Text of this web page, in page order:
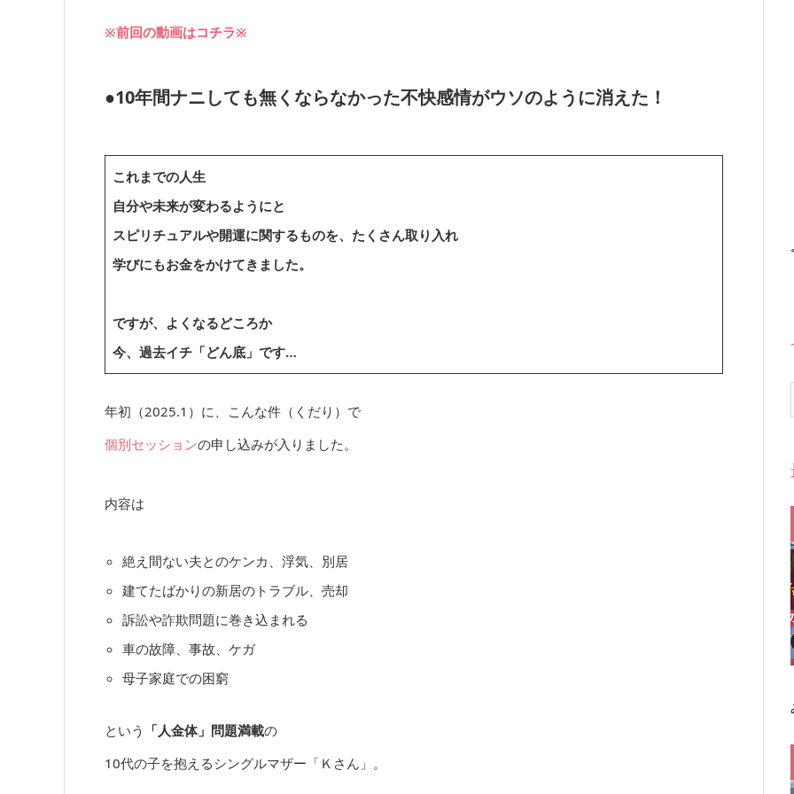
※前回の動画はコチラ※
●10年間ナニしても無くならなかった不快感情がウソのように消えた！
これまでの人生
自分や未来が変わるようにと
スピリチュアルや開運に関するものを、たくさん取り入れ
学びにもお金をかけてきました。
ですが、よくなるどころか
今、過去イチ「どん底」です…
年初（2025.1）に、こんな件（くだり）で
個別セッションの申し込みが入りました。
内容は
絶え間ない夫とのケンカ、浮気、別居
建てたばかりの新居のトラブル、売却
訴訟や詐欺問題に巻き込まれる
車の故障、事故、ケガ
母子家庭での困窮
という 「人金体」問題満載の
10代の子を抱えるシングルマザー「Ｋさん」。